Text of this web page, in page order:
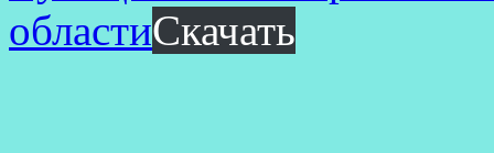
областиСкачать